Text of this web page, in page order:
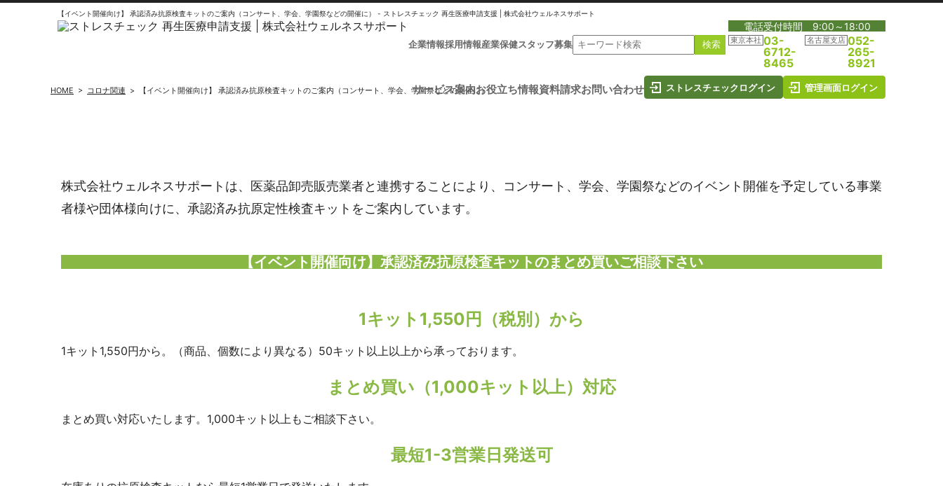
【イベント開催向け】 承認済み抗原検査キットのご案内（コンサート、学会、学園祭などの開催に） - ストレスチェック 再生医療申請支援 | 株式会社ウェルネスサポート
企業情報採用情報産業保健スタッフ募集
電話受付時間 9:00～18:00
東京本社 03-
6712-
8465
名古屋支店 052-
265-
8921
サービス案内お役立ち情報資料請求お問い合わせ ストレスチェックログイン 管理画面ログイン
HOME > コロナ関連 > 【イベント開催向け】 承認済み抗原検査キットのご案内（コンサート、学会、学園祭などの開催に）
株式会社ウェルネスサポートは、医薬品卸売販売業者と連携することにより、コンサート、学会、学園祭などのイベント開催を予定している事業
者様や団体様向けに、承認済み抗原定性検査キットをご案内しています。
【イベント開催向け】承認済み抗原検査キットのまとめ買いご相談下さい
1キット1,550円（税別）から
1キット1,550円から。（商品、個数により異なる）50キット以上以上から承っております。
まとめ買い（1,000キット以上）対応
まとめ買い対応いたします。1,000キット以上もご相談下さい。
最短1-3営業日発送可